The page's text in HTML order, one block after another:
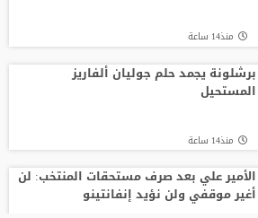
مدرب الأهلي الجديد ينذر بموسم صفري ..
منذ14 ساعة
برشلونة يجمد حلم جوليان ألفاريز
المستحيل
منذ14 ساعة
الأمير علي بعد صرف مستحقات المنتخب: لن
أغير موقفي ولن نؤيد إنفانتينو